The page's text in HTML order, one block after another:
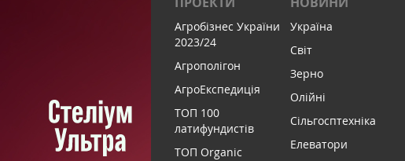
Агробізнес України
2023/24
Агрополігон
АгроЕкспедиція
ТОП 100
латифундистів
ТОП Organic
Україна
Світ
Зерно
Олійні
Сільгосптехніка
Елеватори